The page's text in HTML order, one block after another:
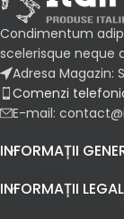
Condimentum
scelerisque neque
Adresa Magazin:
Comenzi
E-mail:
INFORMAȚII
INFORMAȚII